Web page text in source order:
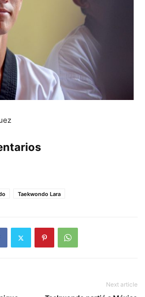
Taekwondo Lara
Next article